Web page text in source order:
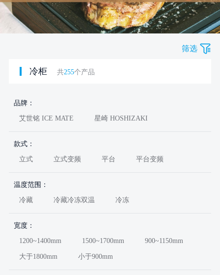
筛选
冷柜 共255个产品
品牌：
艾世铭 ICE MATE 星崎 HOSHIZAKI
款式：
立式 立式变频 平台 平台变频
温度范围：
冷藏 冷藏冷冻双温 冷冻
宽度：
1200~1400mm 1500~1700mm 900~1150mm
大于1800mm 小于900mm